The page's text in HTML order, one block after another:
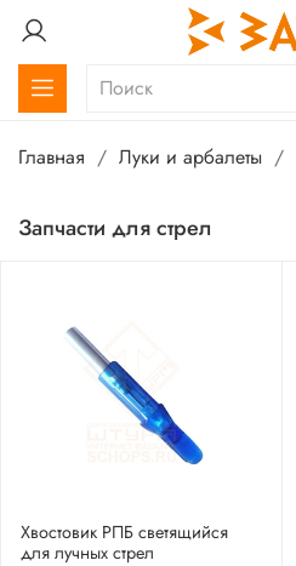
Главная Луки и арбалеты
Запчасти для стрел
Хвостовик РПБ светящийся
для лучных стрел